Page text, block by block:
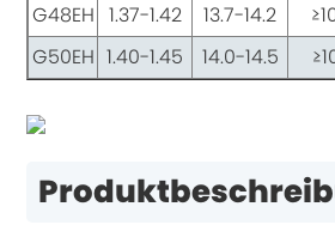
G48EH 1.37-1.42 13.7-14.2
G50EH 1.40-1.45 14.0-14.5